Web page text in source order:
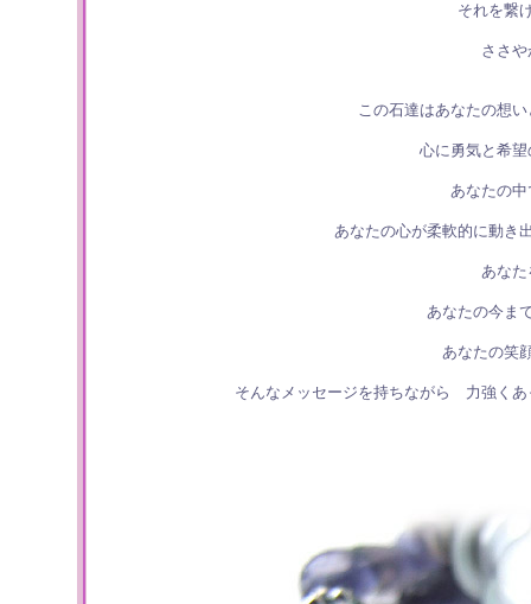
それを繋
ささ
この石達はあなたの想
心に勇気と希
あなたの
あなたの心が柔軟的に動き
あなた
あなたの今ま
あなたの笑
そんなメッセージを持ちながら 力強く